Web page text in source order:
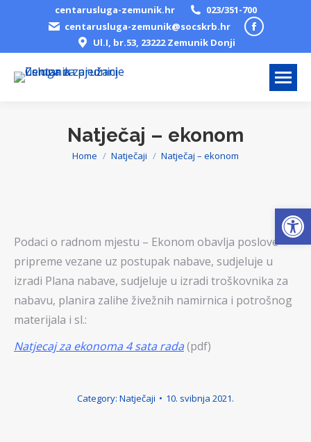
centarusluga-zemunik.hr
023/351-700
centarusluga-zemunik@socskrb.hr
Facebook
opens
Ul.I, br.53, 23222 Zemunik Donji
Natječaj – ekonom
You are here:
Home Natječaji Natječaj – ekonom
Podaci o radnom mjestu – Ekonom obavlja poslove
pripreme vezane uz postupak nabave, sudjeluje u
izradi Plana nabave, sudjeluje u izradi troškovnika za
nabavu, planira zalihe živežnih namirnica i potrošnog
materijala i sl.:
Natjecaj za ekonoma 4 sata rada(pdf)
Category: Natječaji 10. svibnja 2021.